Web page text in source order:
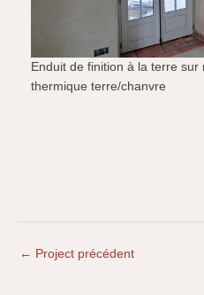
Enduit de finition à la terre
thermique terre/chanvre
← Project précédent